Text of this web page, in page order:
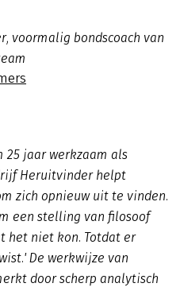
voormalig bondscoach van
25 jaar werkzaam als
Heruitvinder helpt
zich opnieuw uit te vinden.
een stelling van filosoof
het niet kon. Totdat er
De werkwijze van
door scherp analytisch